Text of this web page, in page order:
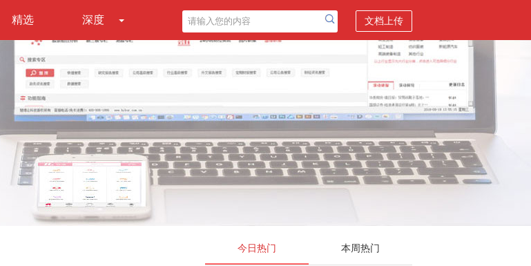
精选 深度 文档上传
今日热门 本周热门